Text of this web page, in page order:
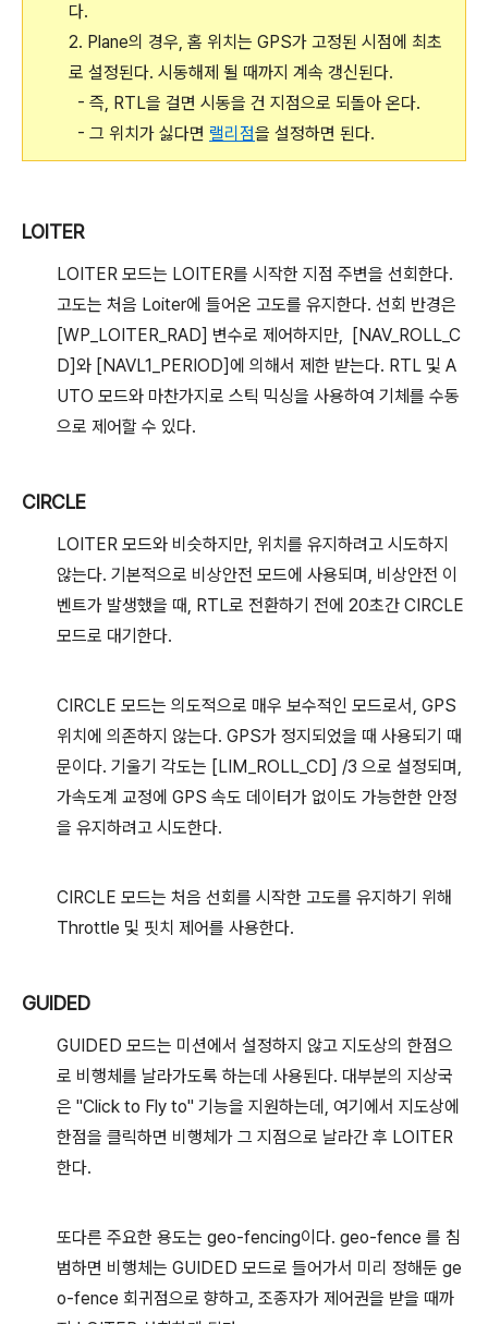
다.
2. Plane의 경우, 홈 위치는 GPS가 고정된 시점에 최초
로 설정된다. 시동해제 될 때까지 계속 갱신된다.
- 즉, RTL을 걸면 시동을 건 지점으로 되돌아 온다.
- 그 위치가 싫다면 랠리점을 설정하면 된다.
LOITER
LOITER 모드는 LOITER를 시작한 지점 주변을 선회한다.
고도는 처음 Loiter에 들어온 고도를 유지한다. 선회 반경은
[WP_LOITER_RAD] 변수로 제어하지만, [NAV_ROLL_C
D]와 [NAVL1_PERIOD]에 의해서 제한 받는다. RTL 및 A
UTO 모드와 마찬가지로 스틱 믹싱을 사용하여 기체를 수동
으로 제어할 수 있다.
CIRCLE
LOITER 모드와 비슷하지만, 위치를 유지하려고 시도하지
않는다. 기본적으로 비상안전 모드에 사용되며, 비상안전 이
벤트가 발생했을 때, RTL로 전환하기 전에 20초간 CIRCLE
모드로 대기한다.
CIRCLE 모드는 의도적으로 매우 보수적인 모드로서, GPS
위치에 의존하지 않는다. GPS가 정지되었을 때 사용되기 때
문이다. 기울기 각도는 [LIM_ROLL_CD] /3 으로 설정되며,
가속도계 교정에 GPS 속도 데이터가 없이도 가능한한 안정
을 유지하려고 시도한다.
CIRCLE 모드는 처음 선회를 시작한 고도를 유지하기 위해
Throttle 및 핏치 제어를 사용한다.
GUIDED
GUIDED 모드는 미션에서 설정하지 않고 지도상의 한점으
로 비행체를 날라가도록 하는데 사용된다. 대부분의 지상국
은 "Click to Fly to" 기능을 지원하는데, 여기에서 지도상에
한점을 클릭하면 비행체가 그 지점으로 날라간 후 LOITER
한다.
또다른 주요한 용도는 geo-fencing이다. geo-fence 를 침
범하면 비행체는 GUIDED 모드로 들어가서 미리 정해둔 ge
o-fence 회귀점으로 향하고, 조종자가 제어권을 받을 때까